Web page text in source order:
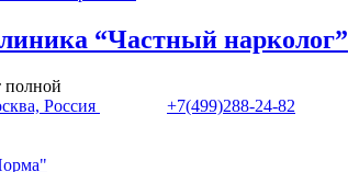
“Частный нарколог”
полной
Россия
+7(499)288-24-82